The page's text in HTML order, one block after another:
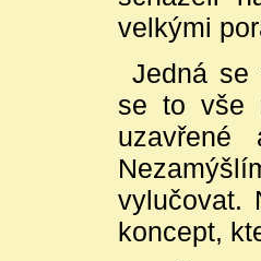
velkými
Jedná se
se to vše
vylučovat.
koncept,